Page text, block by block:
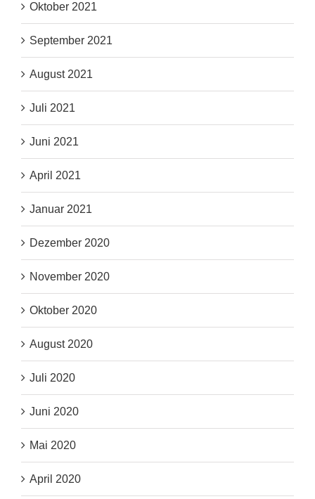
Oktober 2021
September 2021
August 2021
Juli 2021
Juni 2021
April 2021
Januar 2021
Dezember 2020
November 2020
Oktober 2020
August 2020
Juli 2020
Juni 2020
Mai 2020
April 2020